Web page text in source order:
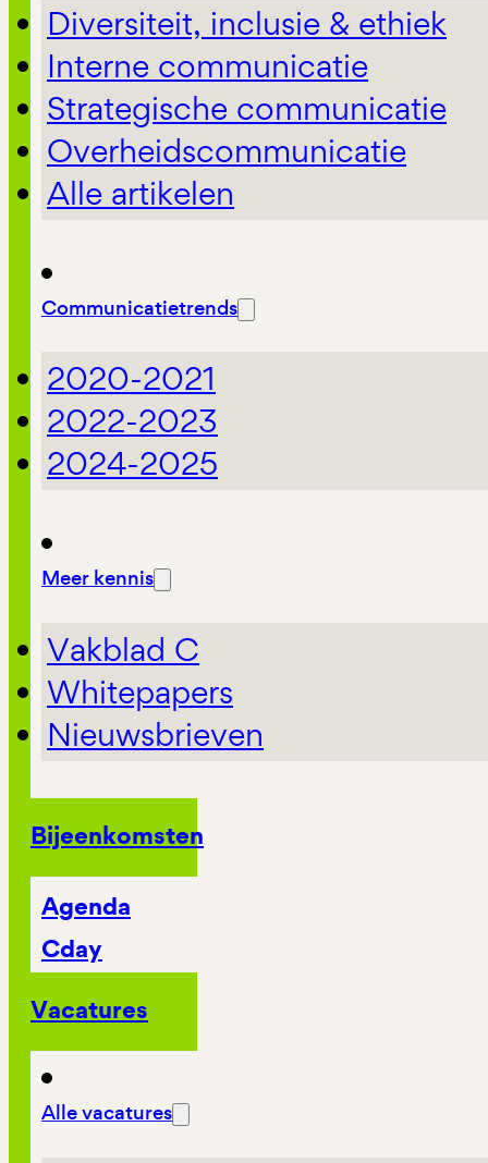
Diversiteit, inclusie & ethiek
Interne communicatie
Strategische communicatie
Overheidscommunicatie
Alle artikelen
Communicatietrends
2020-2021
2022-2023
2024-2025
Meer kennis
Vakblad C
Whitepapers
Nieuwsbrieven
Bijeenkomsten
Agenda
Cday
Vacatures
Alle vacatures